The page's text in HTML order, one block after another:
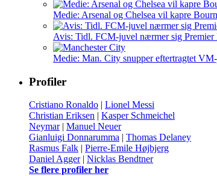
Medie: Arsenal og Chelsea vil kapre
Avis: Tidl. FCM-juvel nærmer sig Premier
Medie: Man. City snupper eftertragtet
Profiler
Cristiano Ronaldo | Lionel Messi
Christian Eriksen | Kasper Schmeichel
Neymar| Manuel Neuer
Gianluigi Donnarumma | Thomas Delaney
Rasmus Falk | Pierre-Emile Højbjerg
Daniel Agger| Nicklas Bendtner
Se flere profiler her